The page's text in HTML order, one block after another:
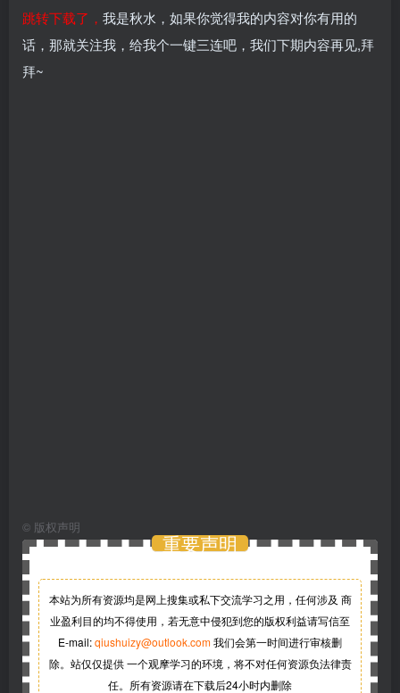
跳转下载了， 我是秋水，如果你觉得我的内容对你有用的
话，那就关注我，给我个一键三连吧，我们下期内容再见,拜
拜~
© 版权声明
重要声明
本站为所有资源均是网上搜集或私下交流学习之用，任何涉及 商
业盈利目的均不得使用，若无意中侵犯到您的版权利益请写信至
E-mail:qiushuizy@outlook.com我们会第一时间进行审核删
除。站仅仅提供 一个观摩学习的环境，将不对任何资源负法律责
任。所有资源请在下载后24小时内删除